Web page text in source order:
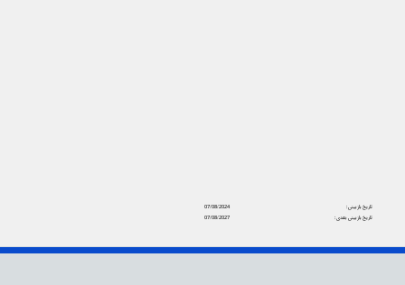
07/08/2024
تاریخ بازبینی:
07/08/2027
تاریخ بازبینی بعدی: